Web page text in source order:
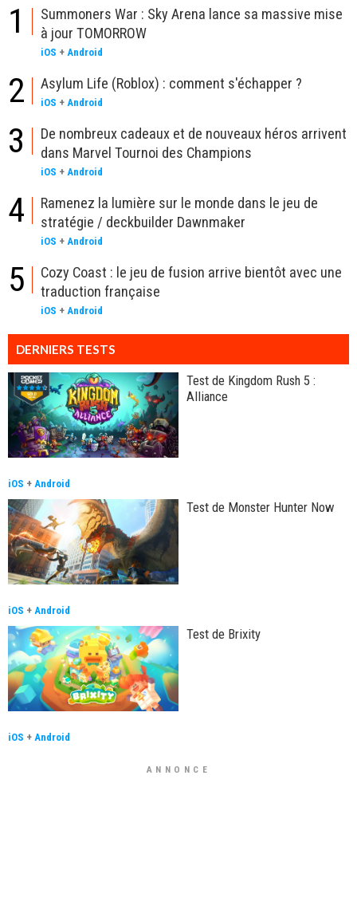
1
Summoners War : Sky Arena lance sa massive mise
à jour TOMORROW
iOS + Android
2 Asylum Life (Roblox) : comment s'échapper ?
iOS + Android
3
De nombreux cadeaux et de nouveaux héros arrivent
dans Marvel Tournoi des Champions
iOS + Android
4
Ramenez la lumière sur le monde dans le jeu de
stratégie / deckbuilder Dawnmaker
iOS + Android
5
Cozy Coast : le jeu de fusion arrive bientôt avec une
traduction française
iOS + Android
DERNIERS TESTS
Test de Kingdom Rush 5 :
Alliance
iOS + Android
Test de Monster Hunter Now
iOS + Android
Test de Brixity
iOS + Android
ANNONCE